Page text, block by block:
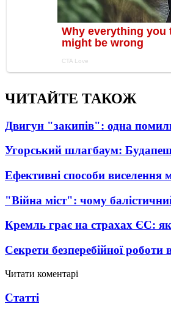
ЧИТАЙТЕ ТАКОЖ
Двигун "закипів": одна
Угорський шлагбаум:
Ефективні способи виселення
"Війна міст": чому
Кремль грає на страхах ЄС:
Секрети безперебійної
Читати коментарі
Статті